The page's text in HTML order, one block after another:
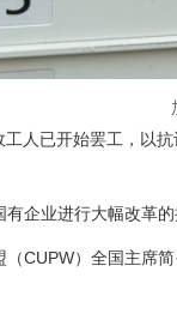
工人已开始罢工，以抗
企业进行大幅改革
（CUPW）全国主席